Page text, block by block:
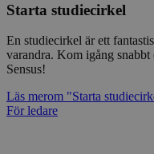
Starta studiecirkel
En studiecirkel är ett
varandra. Kom igång
Sensus!
Läs merom "Starta
För ledare